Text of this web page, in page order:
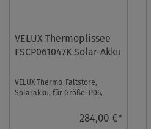
VELUX Thermoplissee
FSCP061047K Solar-Akku
VELUX Thermo-Faltstore,
Solarakku, für Größe: P06,
284,00 €*